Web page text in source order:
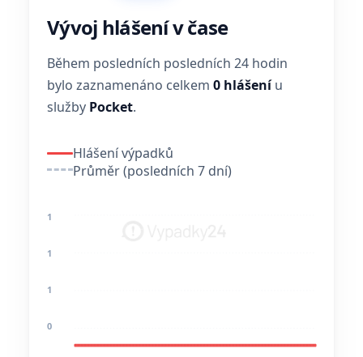
Vývoj hlášení v čase
Během posledních posledních 24 hodin
bylo zaznamenáno celkem 0 hlášeníu
služby Pocket.
Hlášení výpadků
Průměr (posledních 7 dní)
1
1
1
0